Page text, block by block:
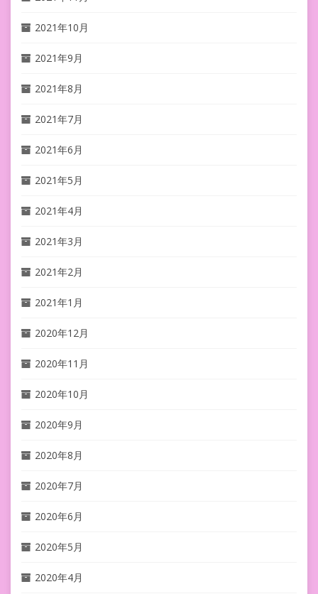
2021年10月
2021年9月
2021年8月
2021年7月
2021年6月
2021年5月
2021年4月
2021年3月
2021年2月
2021年1月
2020年12月
2020年11月
2020年10月
2020年9月
2020年8月
2020年7月
2020年6月
2020年5月
2020年4月